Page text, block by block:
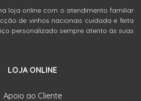
loja online com o atendimento familiar
de vinhos nacionais cuidada e feita
personalizado sempre atento às suas
LOJA ONLINE
Apoio ao Cliente